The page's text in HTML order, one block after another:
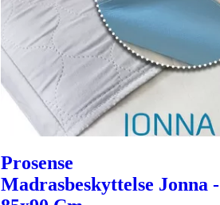
Prosense
Madrasbeskyttelse Jonna -